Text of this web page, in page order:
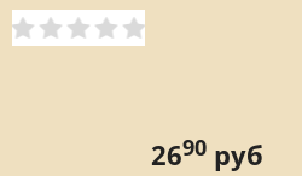
2690 руб